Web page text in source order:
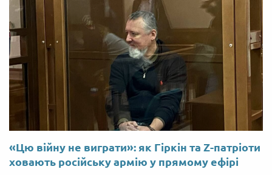
«Цю війну не виграти»: як Гіркін та Z-патріоти
ховають російську армію у прямому ефірі